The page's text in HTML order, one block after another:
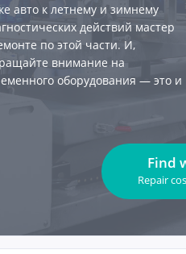
авто к летнему и зимнему
действий мастер
по этой части. И,
внимание на
оборудования — это и
Find
Repair